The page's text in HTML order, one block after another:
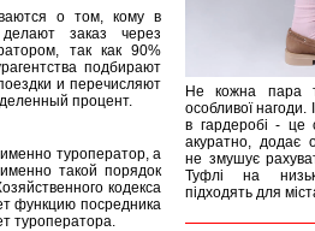
о том, кому в
заказ через
так как 90%
подбирают
и перечисляют
процент.
туроператор, а
такой порядок
кодекса
функцию посредника
туроператора.
Не кожна пара
особливої нагоди.
в гардеробі - це
акуратно, додає
не змушує
Туфлі на
підходять для